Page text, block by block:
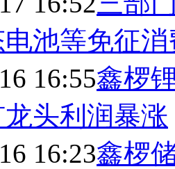
池等免征消
16:55鑫椤
头利润暴涨
16:23鑫椤